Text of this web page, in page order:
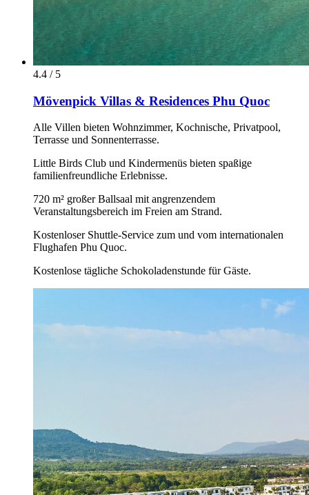
4.4 / 5
Mövenpick Villas & Residences Phu Quoc
Alle Villen bieten Wohnzimmer, Kochnische, Privatpool,
Terrasse und Sonnenterrasse.
Little Birds Club und Kindermenüs bieten spaßige
familienfreundliche Erlebnisse.
720 m² großer Ballsaal mit angrenzendem
Veranstaltungsbereich im Freien am Strand.
Kostenloser Shuttle-Service zum und vom internationalen
Flughafen Phu Quoc.
Kostenlose tägliche Schokoladenstunde für Gäste.